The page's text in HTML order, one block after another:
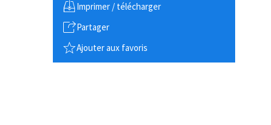
Imprimer / télécharger
Partager
Ajouter aux favoris